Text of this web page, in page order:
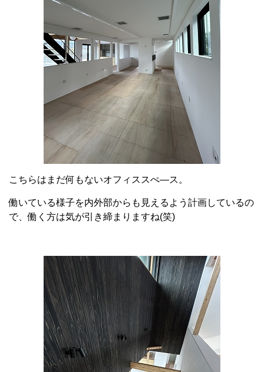
こちらはまだ何もないオフィススぺ―ス。
働いている様子を内外部からも見えるよう計画しているの
で、働く方は気が引き締まりますね(笑)